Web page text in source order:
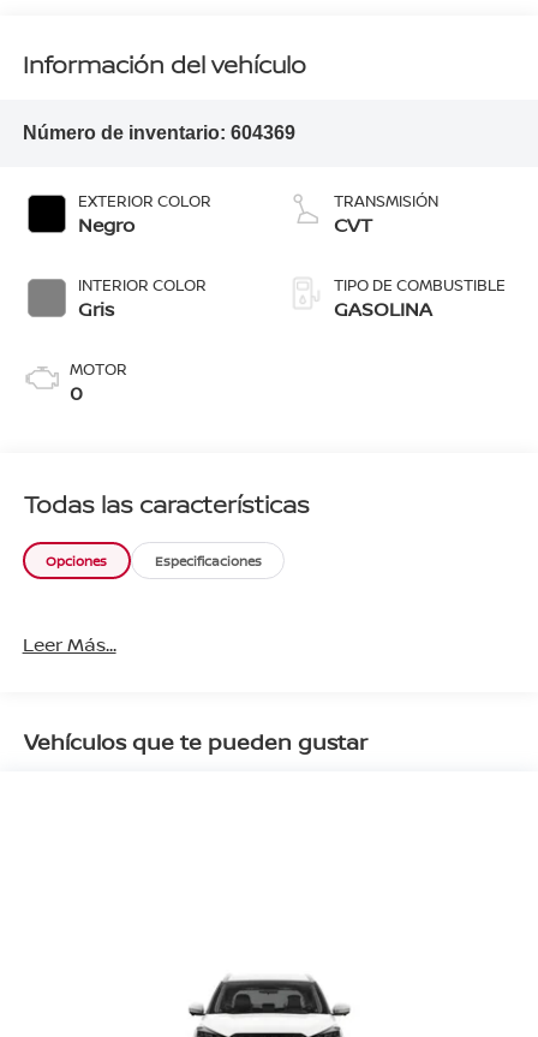
Información del vehículo
Número de inventario: 604369
EXTERIOR COLOR
Negro
INTERIOR COLOR
Gris
MOTOR
0
TRANSMISIÓN
CVT
TIPO DE COMBUSTIBLE
GASOLINA
Todas las características
Opciones Especificaciones
Leer Más...
Vehículos que te pueden gustar